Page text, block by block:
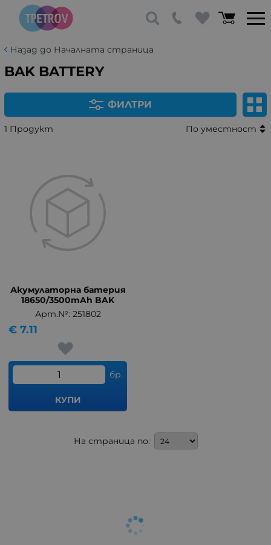
Назад до Началната страница
BAK BATTERY
ФИЛТРИ
1 Продукт По уместност
Акумулаторна батерия
18650/3500mAh BAK
Арт.№: 251802
7.11
€
бр.
КУПИ
На страница по: